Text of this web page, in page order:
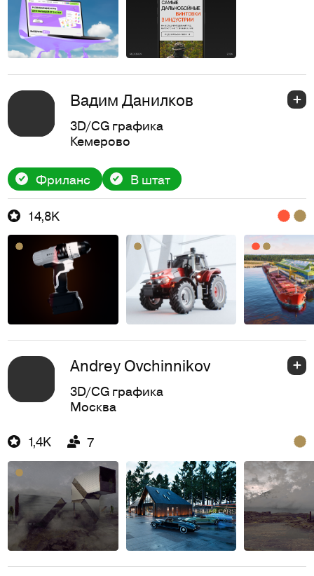
Вадим Данилков
3D/CG графика
Кемерово
Фриланс В штат
14,8K
Andrey Ovchinnikov
3D/CG графика
Москва
1,4K 7